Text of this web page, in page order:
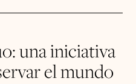
una iniciativa
el mundo